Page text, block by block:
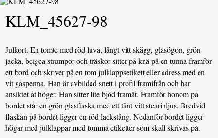
KLM_45627-98
Julkort. En tomte med röd luva, långt vitt skägg, glasögon, grön
jacka, beigea strumpor och träskor sitter på knä på en tunna framför
ett bord och skriver på en tom julklappsetikett eller adress med en
vit gåspenna. Han är avbildad snett i profil framifrån och har
ansiktet åt höger. Han sitter lite bjöd framåt. Framför honom på
bordet står en grön glasflaska med ett tänt vitt stearinljus. Bredvid
flaskan på bordet ligger en röd lackstång. Nedanför bordet ligger
högar med julklappar med tomma etiketter som skall skrivas på.